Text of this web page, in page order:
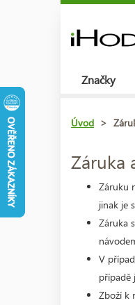
Značky
Úvod >
Záruka
Záruku
jinak je
Záruka
V
případě
Zboží k